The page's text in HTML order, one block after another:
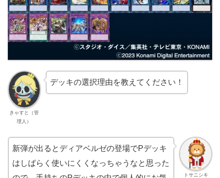
きゃすと（管
理人）
デッキの選択理由を教えてください！
トサニシキ
新弾が出るとディアベルゼの登場でPデッキ
はしばらく使いにくくなっちゃうなと思った